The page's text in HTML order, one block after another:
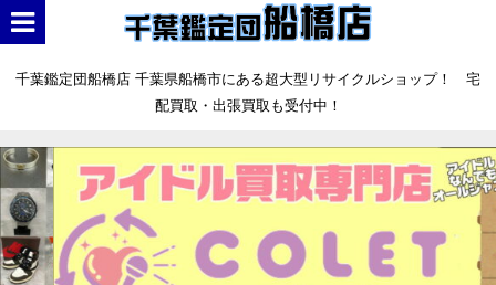
千葉鑑定団船橋店 千葉県船橋市にある超大型リサイクルショップ！ 宅
配買取・出張買取も受付中！